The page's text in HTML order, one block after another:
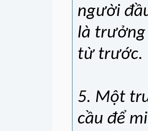
người
là trưởng
từ trước.
5. Một
cầu để